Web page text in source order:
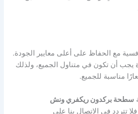
مع الحفاظ على أعلى معايير الجودة.
يجب أن تكون في متناول الجميع، ولذلك
مناسبة للجميع.
سطحة بركدون ريكفري ونش
تتردد في الاتصال بنا على